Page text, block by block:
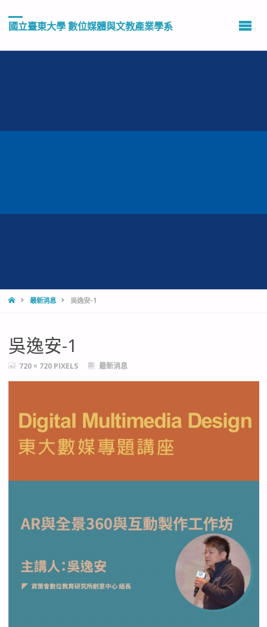
國立臺東大學 數位媒體與文教產業學系
HOME最新消息 吳逸安-1
吳逸安-1
FULL720 × 720 PIXELS 最新消息